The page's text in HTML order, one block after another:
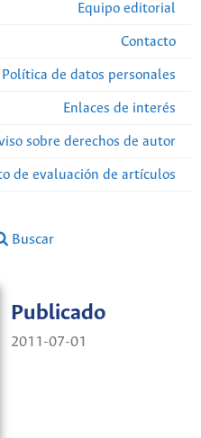
Equipo editorial
Contacto
Política de datos personales
Enlaces de interés
sobre derechos de autor
de evaluación de artículos
Buscar
Publicado
2011-07-01